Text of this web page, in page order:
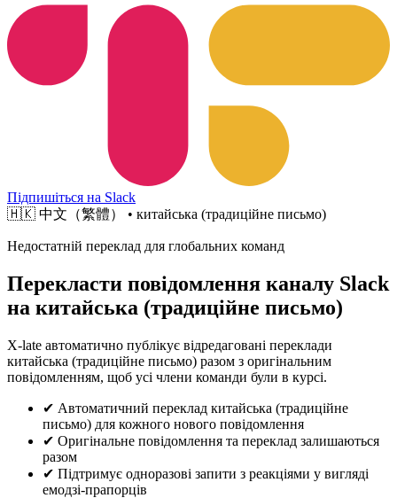
Підпишіться на Slack
🇭🇰 中文（繁體） • китайська (традиційне письмо)
Недостатній переклад для глобальних команд
Перекласти повідомлення каналу Slack
на китайська (традиційне письмо)
X-late автоматично публікує відредаговані переклади
китайська (традиційне письмо) разом з оригінальним
повідомленням, щоб усі члени команди були в курсі.
✔ Автоматичний переклад китайська (традиційне
письмо) для кожного нового повідомлення
✔ Оригінальне повідомлення та переклад залишаються
разом
✔ Підтримує одноразові запити з реакціями у вигляді
емодзі-прапорців